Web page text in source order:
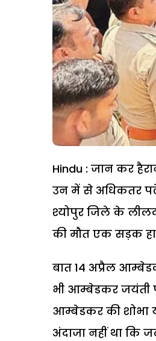
Hindu : जान कर
उन में से अधिकतर
श्योपुर जिले के
की मौत एक सड़क
बात 14 अप्रैल
भी आम्बेडकर जयंती
आम्बेडकर की शोभा
अंदाजा नहीं था कि